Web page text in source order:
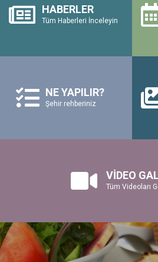
HABERLER
Tüm Haberleri İnceleyin
NE YAPILIR?
Şehir rehberiniz
VİDEO
Tüm Videoları